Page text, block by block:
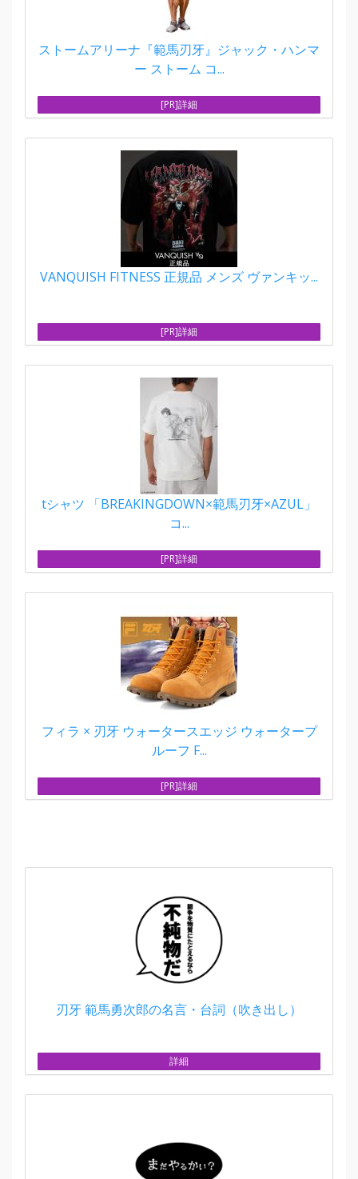
ストームアリーナ『範馬刃牙』ジャック・ハンマ
ー ストーム コ...
[PR]詳細
VANQUISH FITNESS 正規品 メンズ ヴァンキッ...
[PR]詳細
tシャツ 「BREAKINGDOWN×範馬刃牙×AZUL」
コ...
[PR]詳細
フィラ × 刃牙 ウォータースエッジ ウォータープ
ルーフ F...
[PR]詳細
刃牙 範馬勇次郎の名言・台詞（吹き出し）
詳細